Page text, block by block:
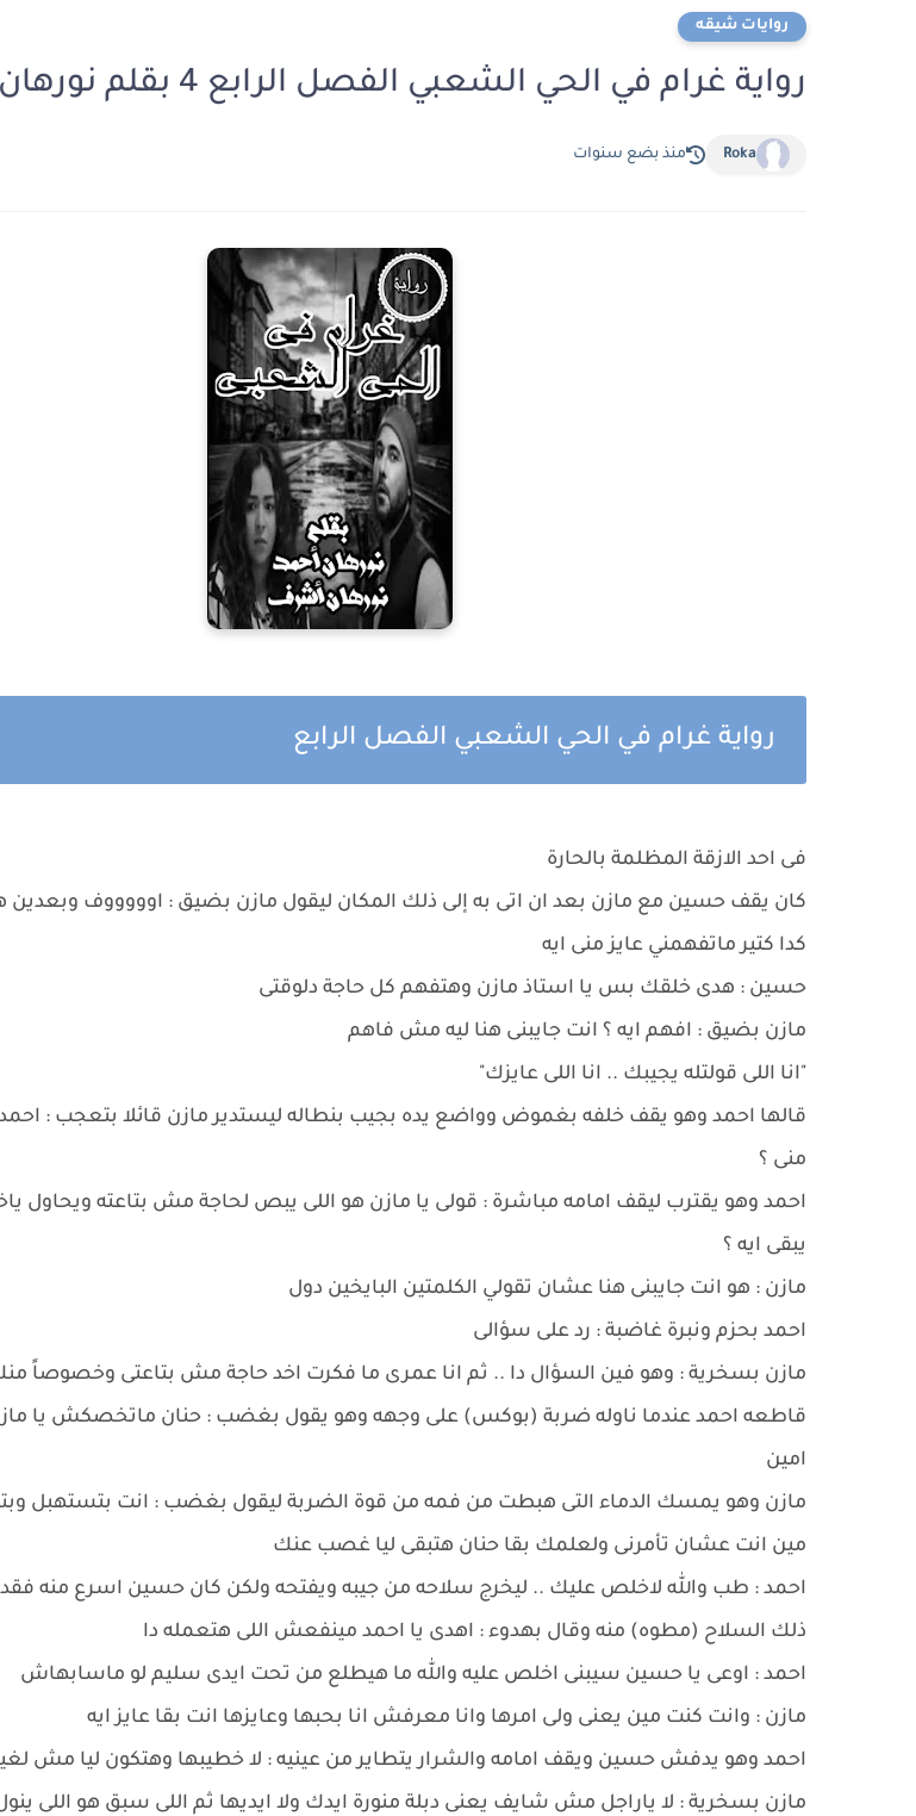
روايات شيقه
رواية غرام في الحي الشعبي الفصل الرابع 4 بقلم نورهان اشرف
Roka منذ بضع سنوات
رواية غرام في الحي الشعبي الفصل الرابع
فى احد الازقة المظلمة بالحارة
كان يقف حسين مع مازن بعد ان اتى به إلى ذلك المكان ليقول مازن بضيق : اوووووف
كدا كتير ماتفهمني عايز منى ايه
حسين : هدى خلقك بس يا استاذ مازن وهتفهم كل حاجة دلوقتى
مازن بضيق : افهم ايه ؟ انت جايبنى هنا ليه مش فاهم
"انا اللى قولتله يجيبك .. انا اللى عايزك"
قالها احمد وهو يقف خلفه بغموض وواضع يده بجيب بنطاله ليستدير مازن قائلا بتعجب : احمد !
منى ؟
احمد وهو يقترب ليقف امامه مباشرة : قولى يا مازن هو اللى يبص لحاجة مش بتاعته ويحاول
يبقى ايه ؟
مازن : هو انت جايبنى هنا عشان تقولي الكلمتين البايخين دول
احمد بحزم ونبرة غاضبة : رد على سؤالى
مازن بسخرية : وهو فين السؤال دا .. ثم انا عمرى ما فكرت اخد حاجة مش بتاعتى وخصوصاً
قاطعه احمد عندما ناوله ضربة (بوكس) على وجهه وهو يقول بغضب : حنان ماتخصكش يا
امين
مازن وهو يمسك الدماء التى هبطت من فمه من قوة الضربة ليقول بغضب : انت بتستهبل
مين انت عشان تأمرنى ولعلمك بقا حنان هتبقى ليا غصب عنك
احمد : طب والله لاخلص عليك .. ليخرج سلاحه من جيبه ويفتحه ولكن كان حسين اسرع منه
ذلك السلاح (مطوه) منه وقال بهدوء : اهدى يا احمد مينفعش اللى هتعمله دا
احمد : اوعى يا حسين سيبنى اخلص عليه والله ما هيطلع من تحت ايدى سليم لو ماسابهاش
مازن : وانت كنت مين يعنى ولى امرها وانا معرفش انا بحبها وعايزها انت بقا عايز ايه
احمد وهو يدفش حسين ويقف امامه والشرار يتطاير من عينيه : لا خطيبها وهتكون ليا مش
مازن بسخرية : لا ياراجل مش شايف يعنى دبلة منورة ايدك ولا ايديها ثم اللى سبق هو اللى